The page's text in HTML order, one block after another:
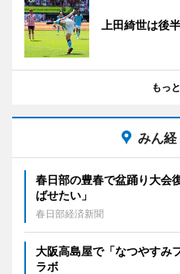
上田綺世は
もっ
みん経
春日部の豊春で盆踊り大
ばせたい」
春日部経済新聞
大阪高島屋で「なつやす
ラボ